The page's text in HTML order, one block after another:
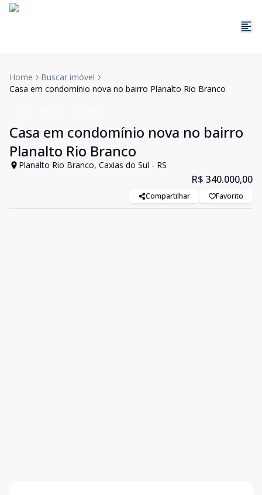
Home
Buscar imóvel
Casa em condomínio nova no bairro Planalto Rio Branco
Casa em condomínio nova no bairro
Planalto Rio Branco
Planalto Rio Branco, Caxias do Sul - RS
R$ 340.000,00
Compartilhar Favorito